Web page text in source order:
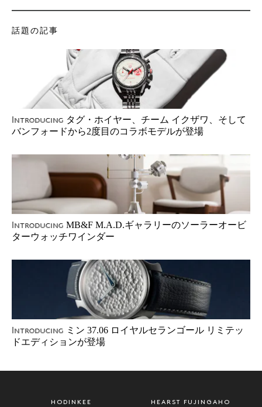
話題の記事
Introducing タグ・ホイヤー、チーム イクザワ、そして
バンフォードから2度目のコラボモデルが登場
Introducing MB&F M.A.D.ギャラリーのソーラーオービ
ターウォッチワインダー
Introducing ミン 37.06 ロイヤルセランゴール リミテッ
ドエディションが登場
HODINKEE HEARST FUJINGAHO